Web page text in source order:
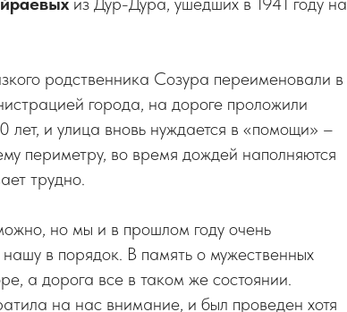
родственника Созура переименовали в
города, на дороге проложили
и улица вновь нуждается в «помощи» –
периметру, во время дождей наполняются
трудно.
но мы и в прошлом году очень
в порядок. В память о мужественных
а дорога все в таком же состоянии.
на нас внимание, и был проведен хотя